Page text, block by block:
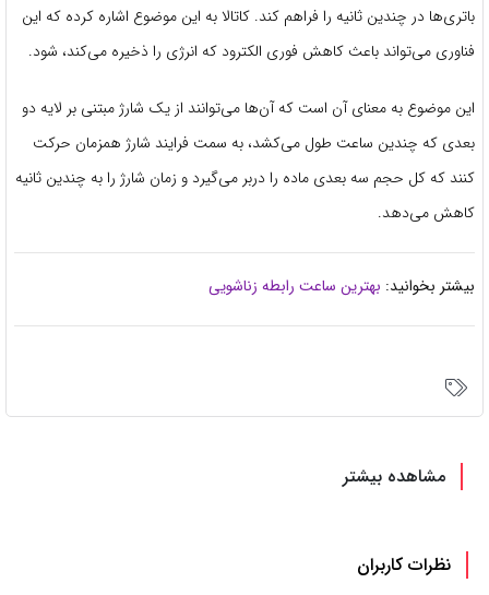
باتری‌ها در چندین ثانیه را فراهم کند. کاتالا به این موضوع اشاره کرده که این
فناوری می‌تواند باعث کاهش فوری الکترود که انرژی را ذخیره می‌کند، شود.
این موضوع به معنای آن است که آن‌ها می‌توانند از یک شارژ مبتنی بر لایه دو
بعدی که چندین ساعت طول می‌کشد، به سمت فرایند شارژ همزمان حرکت
کنند که کل حجم سه بعدی ماده را دربر می‌گیرد و زمان شارژ را به چندین ثانیه
کاهش می‌دهد.
بیشتر بخوانید: بهترین ساعت رابطه زناشویی
مشاهده بیشتر
نظرات کاربران